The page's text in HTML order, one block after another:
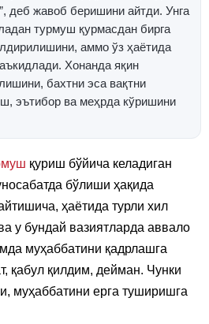
деб жавоб беришини айтди. Унга
турмуш қурмасдан бирга
аммо ўз ҳаётида
Хонанда яқин
бахтни эса вақтни
эътибор ва меҳрда кўришини
қуриш бўйича келадиган
бўлиши ҳақида
ҳаётида турли хил
у бундай вазиятларда аввало
муҳаббатини қадрлашга
қабул қилдим, дейман. Чунки
муҳаббатини ерга туширишга